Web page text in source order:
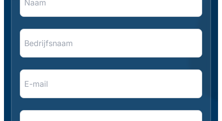
*
Bedrijfsnaam
E-
mail
**
Telefoon